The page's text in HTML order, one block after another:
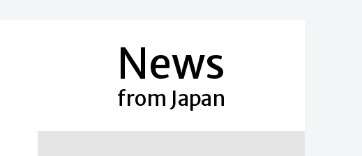
Français
News
from Japan